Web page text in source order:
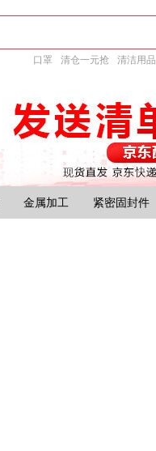
口罩 清仓一元抢 清洁用品
金属加工 紧密固封件